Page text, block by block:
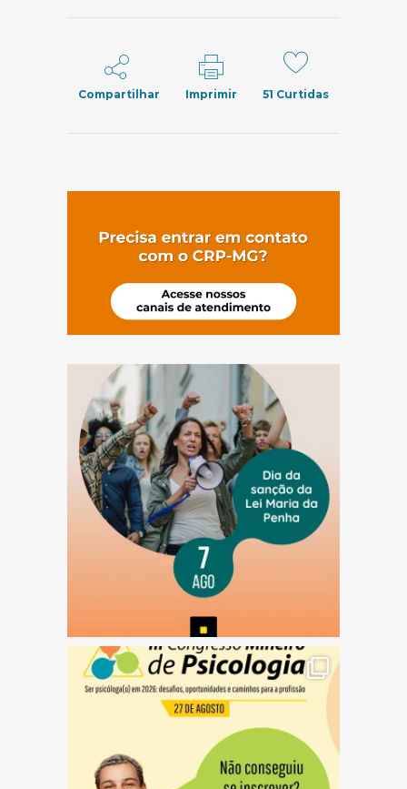
Compartilhar Imprimir 51 Curtidas